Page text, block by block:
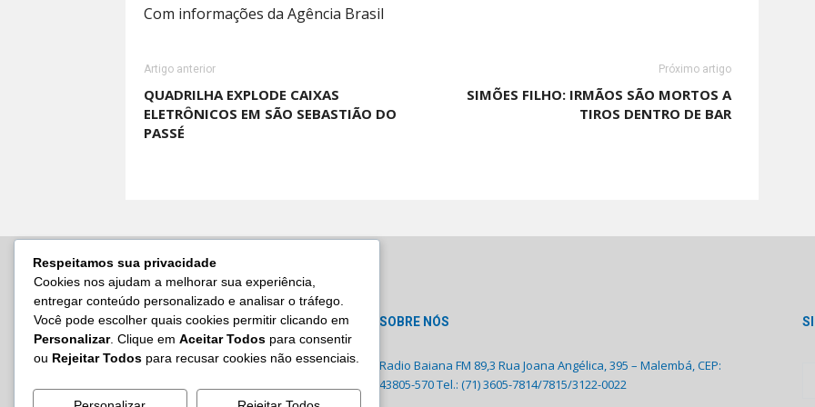
Com informações da Agência Brasil
Artigo anterior
QUADRILHA EXPLODE CAIXAS
ELETRÔNICOS EM SÃO SEBASTIÃO DO
PASSÉ
Próximo artigo
SIMÕES FILHO: IRMÃOS SÃO MORTOS A
TIROS DENTRO DE BAR
SOBRE NÓS
Radio Baiana FM 89,3 Rua Joana Angélica, 395 – Malembá, CEP:
43805-570 Tel.: (71) 3605-7814/7815/3122-0022
Respeitamos sua privacidade
Cookies nos ajudam a melhorar sua experiência,
entregar conteúdo personalizado e analisar o tráfego.
Você pode escolher quais cookies permitir clicando em
Personalizar. Clique em Aceitar Todos para consentir
ou Rejeitar Todos para recusar cookies não essenciais.